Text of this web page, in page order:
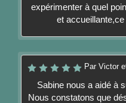
expérimenter à quel
et
Par Victor
Sabine nous a aidé à
Nous constatons que